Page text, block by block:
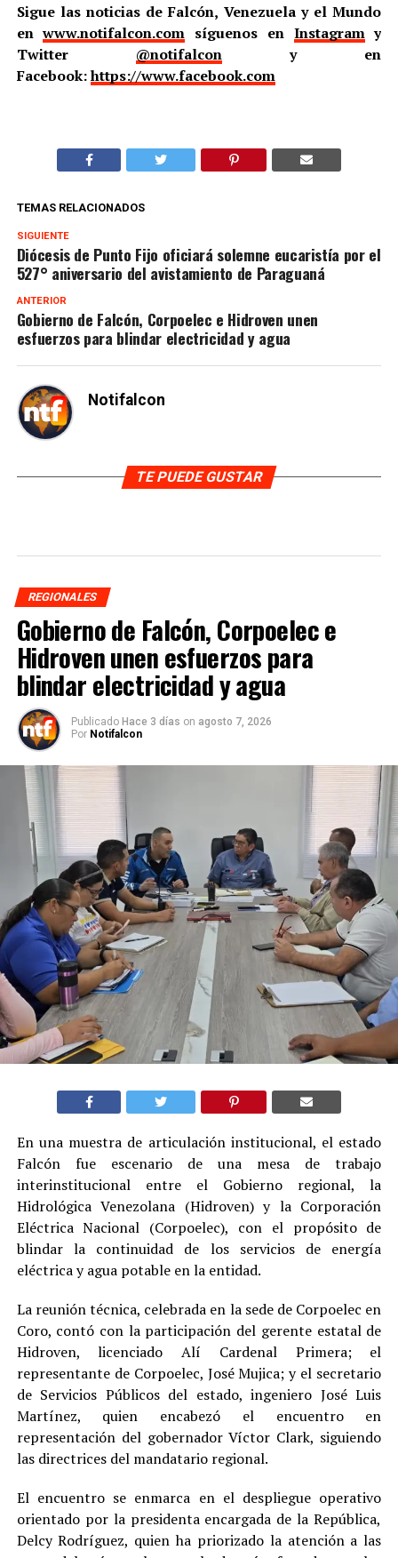
Sigue las noticias de Falcón, Venezuela y el Mundo
enwww.notifalcon.com síguenos en Instagramy
Twitter @notifalcony en
Facebook:https://www.facebook.com
TEMAS RELACIONADOS
SIGUIENTE
Diócesis de Punto Fijo oficiará solemne eucaristía por el
527° aniversario del avistamiento de Paraguaná
ANTERIOR
Gobierno de Falcón, Corpoelec e Hidroven unen
esfuerzos para blindar electricidad y agua
Notifalcon
TE PUEDE GUSTAR
REGIONALES
Gobierno de Falcón, Corpoelec e
Hidroven unen esfuerzos para
blindar electricidad y agua
Publicado Hace 3 días on agosto 7, 2026
Por Notifalcon
En una muestra de articulación institucional, el estado
Falcón fue escenario de una mesa de trabajo
interinstitucional entre el Gobierno regional, la
Hidrológica Venezolana (Hidroven) y la Corporación
Eléctrica Nacional (Corpoelec), con el propósito de
blindar la continuidad de los servicios de energía
eléctrica y agua potable en la entidad.
La reunión técnica, celebrada en la sede de Corpoelec en
Coro, contó con la participación del gerente estatal de
Hidroven, licenciado Alí Cardenal Primera; el
representante de Corpoelec, José Mujica; y el secretario
de Servicios Públicos del estado, ingeniero José Luis
Martínez, quien encabezó el encuentro en
representación del gobernador Víctor Clark, siguiendo
las directrices del mandatario regional.
El encuentro se enmarca en el despliegue operativo
orientado por la presidenta encargada de la República,
Delcy Rodríguez, quien ha priorizado la atención a las